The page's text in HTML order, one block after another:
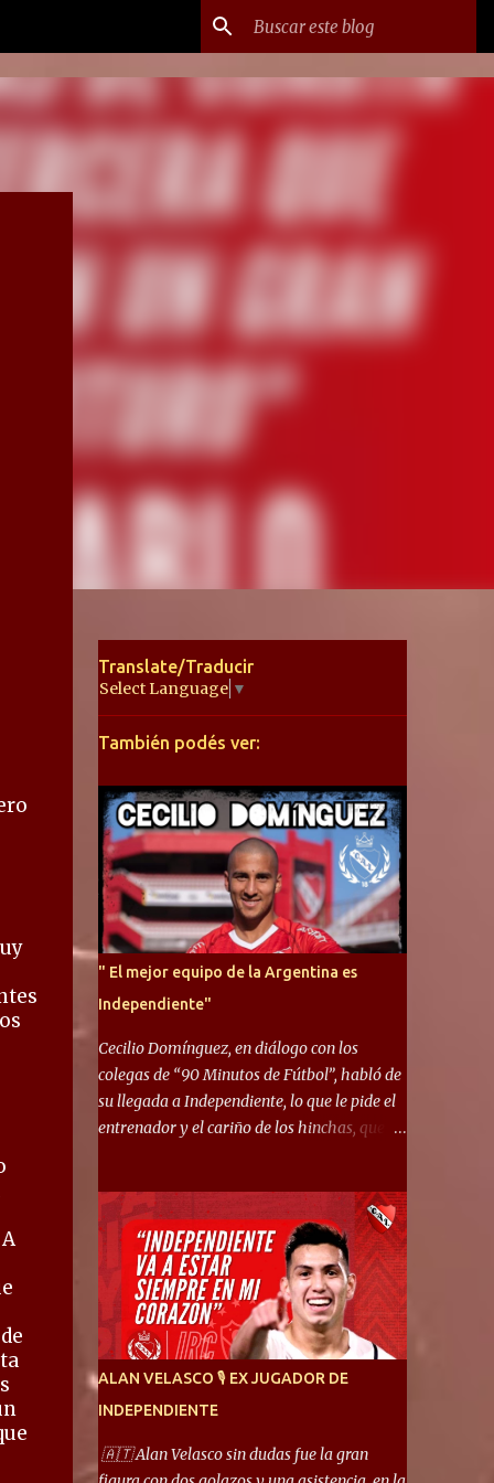
Translate/Traducir
Select Language ▼
También podés ver:
" El mejor equipo de la Argentina es
Independiente"
Cecilio Domínguez, en diálogo con los
colegas de “90 Minutos de Fútbol”, habló de
su llegada a Independiente, lo que le pide el
entrenador y el cariño de los hinchas, que se
ayuda a que me adapte rápidamente, soy un
hombre alegre y abierto. Creo que lo estoy
haciendo muy bien. Cuando llegué, llegué a
un Independiente que juega muy dinámico y
me gusta mucho. Me favorece por la forma
de jugar mía y eso también ayudó a que me
adapte”. “Me siento mejor por izquierda,
pero me gusta mucho jugar de 9, y juego sin
problemas por derecha también. Jugar de 9
y de extremo por izquierda es diferente. A mi
me gusta jugar por fuera, porque tengo mas
ALAN VELASCO 🎙 EX JUGADOR DE
INDEPENDIENTE
🇦🇹 Alan Velasco sin dudas fue la gran